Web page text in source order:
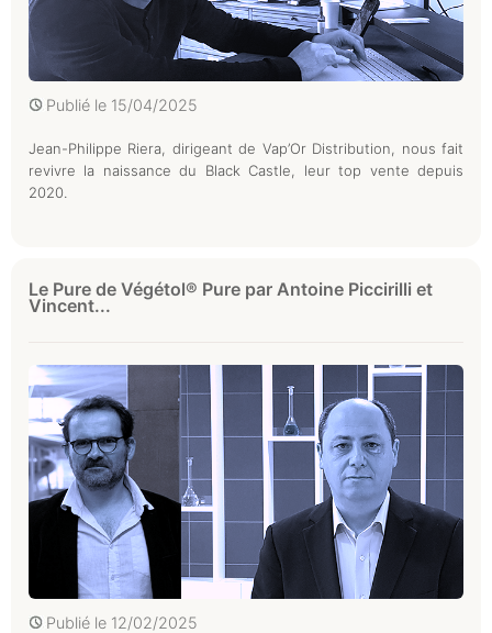
Publié le 15/04/2025
Jean-Philippe Riera, dirigeant de Vap’Or Distribution, nous fait
revivre la naissance du Black Castle, leur top vente depuis
2020.
Le Pure de Végétol® Pure par Antoine Piccirilli et
Vincent...
Publié le 12/02/2025